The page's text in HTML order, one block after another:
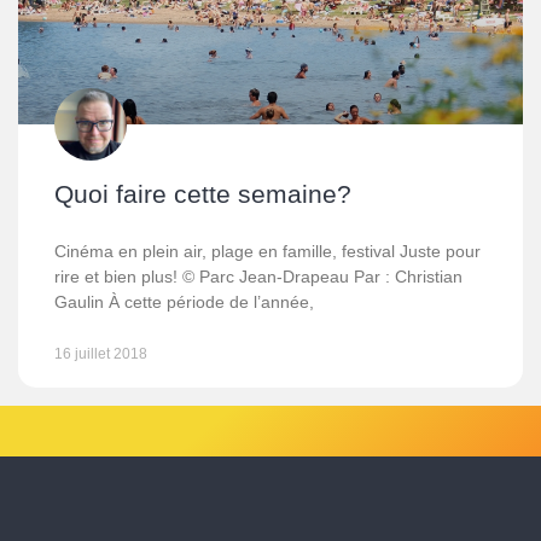
Quoi faire cette semaine?
Cinéma en plein air, plage en famille, festival Juste pour
rire et bien plus! © Parc Jean-Drapeau Par : Christian
Gaulin À cette période de l’année,
16 juillet 2018